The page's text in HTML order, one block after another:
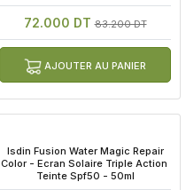
72.000 DT83.200 DT
AJOUTER AU PANIER
Isdin Fusion Water Magic Repair
Color - Ecran Solaire Triple Action
Teinte Spf50 - 50ml